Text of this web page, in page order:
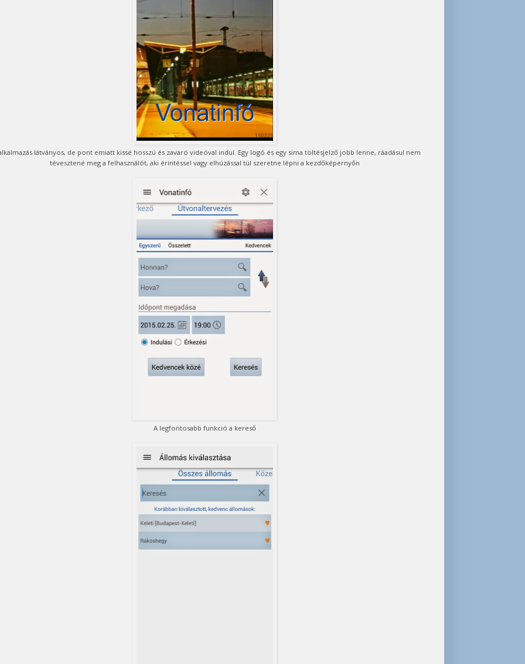
látványos, de pont emiatt kissé hosszú és zavaró videóval indul. Egy logó és egy sima töltésjelző jobb lenne, ráadásul nem
tévesztené meg a felhasználót, aki érintéssel vagy elhúzással túl szeretne lépni a kezdőképernyőn
A legfontosabb funkció a kereső